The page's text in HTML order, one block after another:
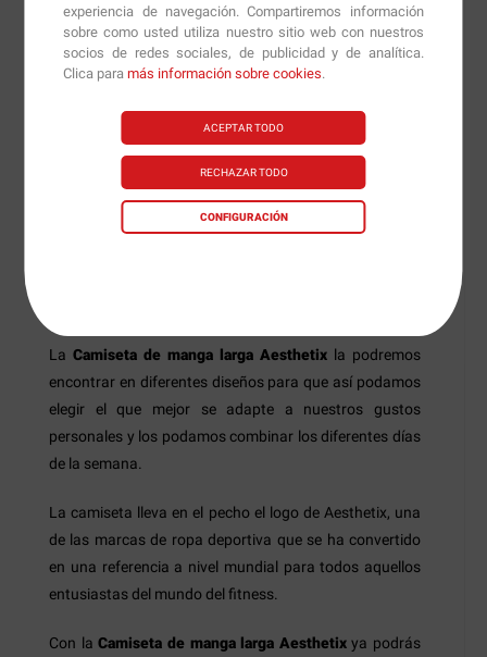
experiencia de navegación. Compartiremos información
sobre como usted utiliza nuestro sitio web con nuestros
socios de redes sociales, de publicidad y de analítica.
Clica paramás información sobre cookies.
ACEPTAR TODO
RECHAZAR TODO
CONFIGURACIÓN
calurosas y que la ropa de tirantes es excesivamente
fresca. Con ella, podrán equiparse todos aquellas
personas que practican actividad física de forma
durante su día a día o como ropa de entreno.
Camiseta de manga larga Aesthetix
con materiales de primera calidad, 90% poliéster, 10%
elastano, para que además de ofrecernos una
La Camiseta de manga larga Aesthetix la podremos
encontrar en diferentes diseños para que así podamos
elegir el que mejor se adapte a nuestros gustos
personales y los podamos combinar los diferentes días
de la semana.
La camiseta lleva en el pecho el logo de Aesthetix, una
de las marcas de ropa deportiva que se ha convertido
en una referencia a nivel mundial para todos aquellos
entusiastas del mundo del fitness.
Con laCamiseta de manga larga Aesthetixya podrás